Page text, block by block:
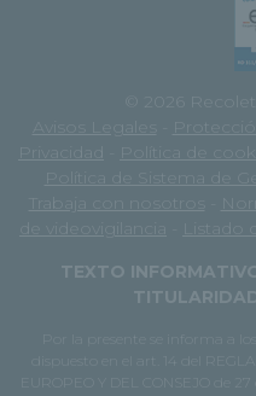
© 2026
Avisos Legales
Privacidad
Política de
Política de Sistema de
Trabaja con nosotros
de videovigilancia
Listado
TEXTO
Por la presente se informa a
dispuesto en el art. 14 del
EUROPEO Y DEL CONSEJO de